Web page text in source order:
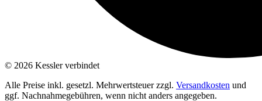
© 2026 Kessler verbindet
Alle Preise inkl. gesetzl. Mehrwertsteuer zzgl. Versandkosten und
ggf. Nachnahmegebühren, wenn nicht anders angegeben.